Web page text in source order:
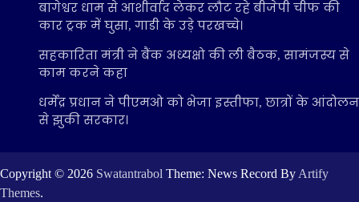
बागेश्वर धाम से आशीर्वाद लेकर लौट रहे बीजेपी चीफ की
कार ट्रक में घुसा, गाडी के उड़े परखच्चे।
सहकारिता मंत्री ने बैंक अध्यक्षो की ली बैठक, सामंजस्य से
काम करने कहा
धर्मेंद्र प्रधान ने पीएमओ को भेजा इस्तीफा, छात्रों के आंदोलन
से झुकी सरकार।
Copyright © 2026 Swatantrabol Theme: News Record By Artify
Themes.